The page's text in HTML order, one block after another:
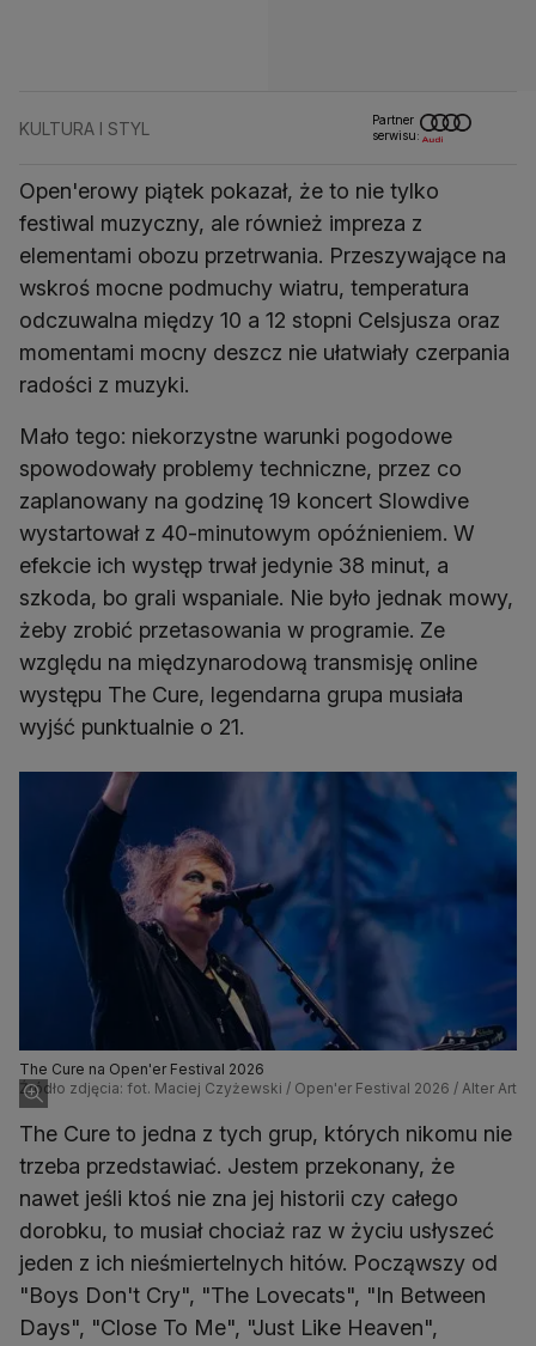
KULTURA I STYL
Partner
serwisu:
Open'erowy piątek pokazał, że to nie tylko
festiwal muzyczny, ale również impreza z
elementami obozu przetrwania. Przeszywające na
wskroś mocne podmuchy wiatru, temperatura
odczuwalna między 10 a 12 stopni Celsjusza oraz
momentami mocny deszcz nie ułatwiały czerpania
radości z muzyki.
Mało tego: niekorzystne warunki pogodowe
spowodowały problemy techniczne, przez co
zaplanowany na godzinę 19 koncert Slowdive
wystartował z 40-minutowym opóźnieniem. W
efekcie ich występ trwał jedynie 38 minut, a
szkoda, bo grali wspaniale. Nie było jednak mowy,
żeby zrobić przetasowania w programie. Ze
względu na międzynarodową transmisję online
występu The Cure, legendarna grupa musiała
wyjść punktualnie o 21.
The Cure na Open'er Festival 2026
Źródło zdjęcia: fot. Maciej Czyżewski / Open'er Festival 2026 / Alter Art
The Cure to jedna z tych grup, których nikomu nie
trzeba przedstawiać. Jestem przekonany, że
nawet jeśli ktoś nie zna jej historii czy całego
dorobku, to musiał chociaż raz w życiu usłyszeć
jeden z ich nieśmiertelnych hitów. Począwszy od
"Boys Don't Cry", "The Lovecats", "In Between
Days", "Close To Me", "Just Like Heaven",